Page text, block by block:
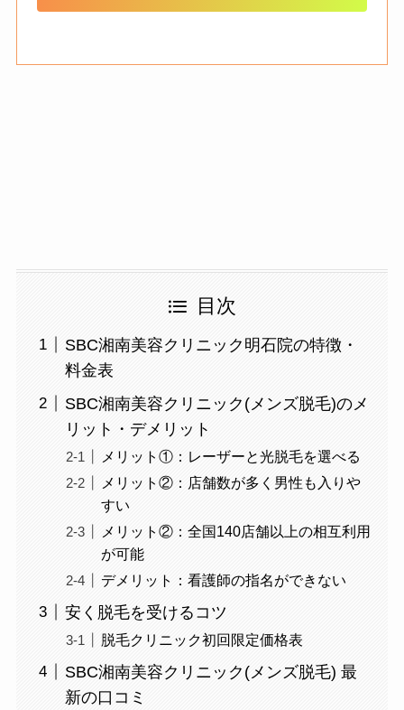
目次
SBC湘南美容クリニック明石院の特徴・
料金表
SBC湘南美容クリニック(メンズ脱毛)のメ
リット・デメリット
メリット①：レーザーと光脱毛を選べる
メリット②：店舗数が多く男性も入りや
すい
メリット②：全国140店舗以上の相互利用
が可能
デメリット：看護師の指名ができない
安く脱毛を受けるコツ
脱毛クリニック初回限定価格表
SBC湘南美容クリニック(メンズ脱毛) 最
新の口コミ